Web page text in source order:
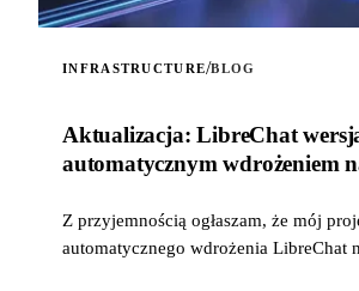
INFRASTRUCTURE/BLOG
Aktualizacja: LibreChat
automatycznym wdrożeniem
Z przyjemnością ogłaszam, że mój
automatycznego wdrożenia LibreChat